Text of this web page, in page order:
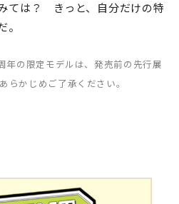
ては？ きっと、自分だけの特
の限定モデルは、発売前の先行展
らかじめご了承ください。